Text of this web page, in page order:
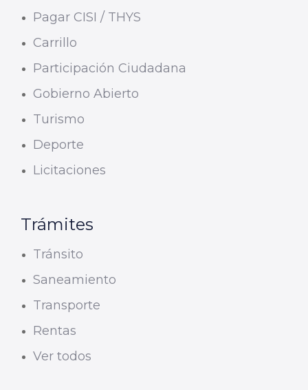
Pagar CISI / THYS
Carrillo
Participación Ciudadana
Gobierno Abierto
Turismo
Deporte
Licitaciones
Trámites
Tránsito
Saneamiento
Transporte
Rentas
Ver todos